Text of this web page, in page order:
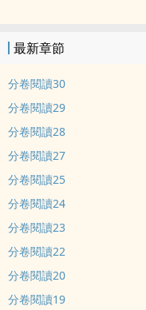
“額？這個……”雷賀用爪子
少，凔溟，重生，周衡，
最新章節
分卷閱讀30
分卷閱讀29
分卷閱讀28
分卷閱讀27
分卷閱讀25
分卷閱讀24
分卷閱讀23
分卷閱讀22
分卷閱讀20
分卷閱讀19